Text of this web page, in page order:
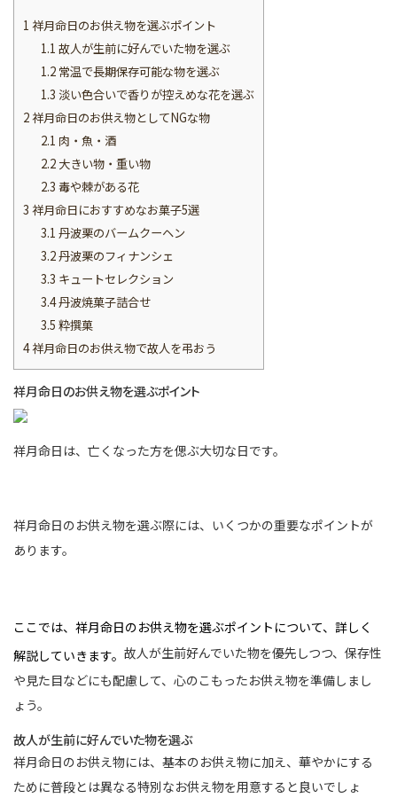
1 祥月命日のお供え物を選ぶポイント
1.1 故人が生前に好んでいた物を選ぶ
1.2常温で長期保存可能な物を選ぶ
1.3 淡い色合いで香りが控えめな花を選ぶ
2祥月命日のお供え物としてNGな物
2.1 肉・魚・酒
2.2大きい物・重い物
2.3 毒や棘がある花
3 祥月命日におすすめなお菓子5選
3.1 丹波栗のバームクーヘン
3.2丹波栗のフィナンシェ
3.3 キュートセレクション
3.4丹波焼菓子詰合せ
3.5 粋撰菓
4祥月命日のお供え物で故人を弔おう
祥月命日のお供え物を選ぶポイント
祥月命日は、亡くなった方を偲ぶ大切な日です。
祥月命日のお供え物を選ぶ際には、いくつかの重要なポイントが
あります。
ここでは、祥月命日のお供え物を選ぶポイントについて、詳しく
解説していきます。 故人が生前好んでいた物を優先しつつ、保存性
や見た目などにも配慮して、心のこもったお供え物を準備しまし
ょう。
故人が生前に好んでいた物を選ぶ
祥月命日のお供え物には、基本のお供え物に加え、華やかにする
ために普段とは異なる特別なお供え物を用意すると良いでしょ